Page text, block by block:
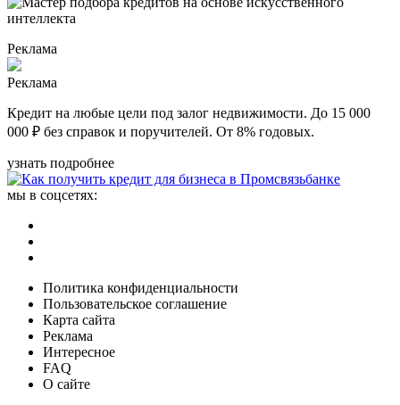
Реклама
Реклама
Кредит на любые цели под залог недвижимости. До 15 000
000 ₽ без справок и поручителей. От 8% годовых.
узнать подробнее
мы в соцсетях:
Политика конфиденциальности
Пользовательское соглашение
Карта сайта
Реклама
Интересное
FAQ
О сайте